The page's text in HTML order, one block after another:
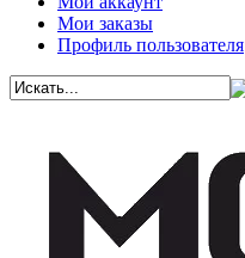
Мои заказы
Профиль пользователя